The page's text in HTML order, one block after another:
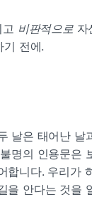
비판적으로 자
기 전에.
날은 태어난 날
명의 인용문은
합니다. 우리가
을 안다는 것을